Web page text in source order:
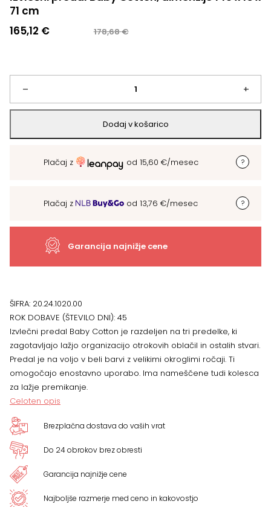
71 cm
178,68€
Izvirna
bila:
178,68 €.
165,12 €
Trenutna
165,12 €.
–
Izvlečni
predal
Baby
15
71
cm
količina
+
Dodaj v košarico
Plačaj z od 15,60 €/mesec
Plačaj z od 13,76 €/mesec
Garancija najnižje cene
ŠIFRA: 20.24.1020.00
ROK DOBAVE (ŠTEVILO DNI): 45
Izvlečni predal Baby Cotton je razdeljen na tri predelke, ki
zagotavljajo lažjo organizacijo otrokovih oblačil in ostalih stvari.
Predal je na voljo v beli barvi z velikimi okroglimi ročaji. Ti
omogočajo enostavno uporabo. Ima nameščene tudi kolesca
za lažje premikanje.
Celoten opis
Brezplačna dostava do vaših vrat
Do 24 obrokov brez obresti
Garancija najnižje cene
Najboljše razmerje med ceno in kakovostjo